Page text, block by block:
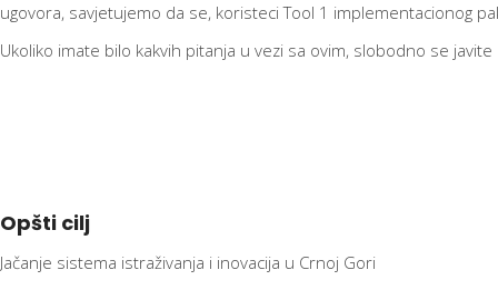
ugovora, savjetujemo da se, koristeci Tool 1 implementacionog
Ukoliko imate bilo kakvih pitanja u vezi sa ovim, slobodno se
Opšti cilj
Jačanje sistema istraživanja i inovacija u Crnoj Gori